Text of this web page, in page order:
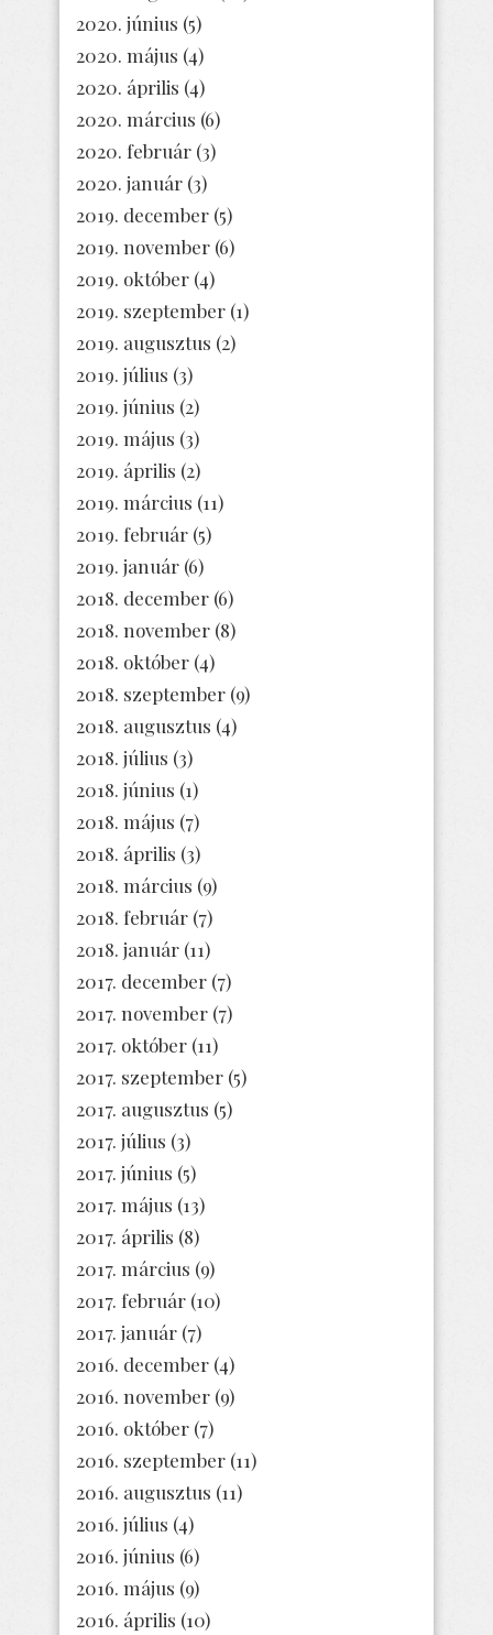
2020. június (5)
2020. május (4)
2020. április (4)
2020. március (6)
2020. február (3)
2020. január (3)
2019. december (5)
2019. november (6)
2019. október (4)
2019. szeptember (1)
2019. augusztus (2)
2019. július (3)
2019. június (2)
2019. május (3)
2019. április (2)
2019. március (11)
2019. február (5)
2019. január (6)
2018. december (6)
2018. november (8)
2018. október (4)
2018. szeptember (9)
2018. augusztus (4)
2018. július (3)
2018. június (1)
2018. május (7)
2018. április (3)
2018. március (9)
2018. február (7)
2018. január (11)
2017. december (7)
2017. november (7)
2017. október (11)
2017. szeptember (5)
2017. augusztus (5)
2017. július (3)
2017. június (5)
2017. május (13)
2017. április (8)
2017. március (9)
2017. február (10)
2017. január (7)
2016. december (4)
2016. november (9)
2016. október (7)
2016. szeptember (11)
2016. augusztus (11)
2016. július (4)
2016. június (6)
2016. május (9)
2016. április (10)